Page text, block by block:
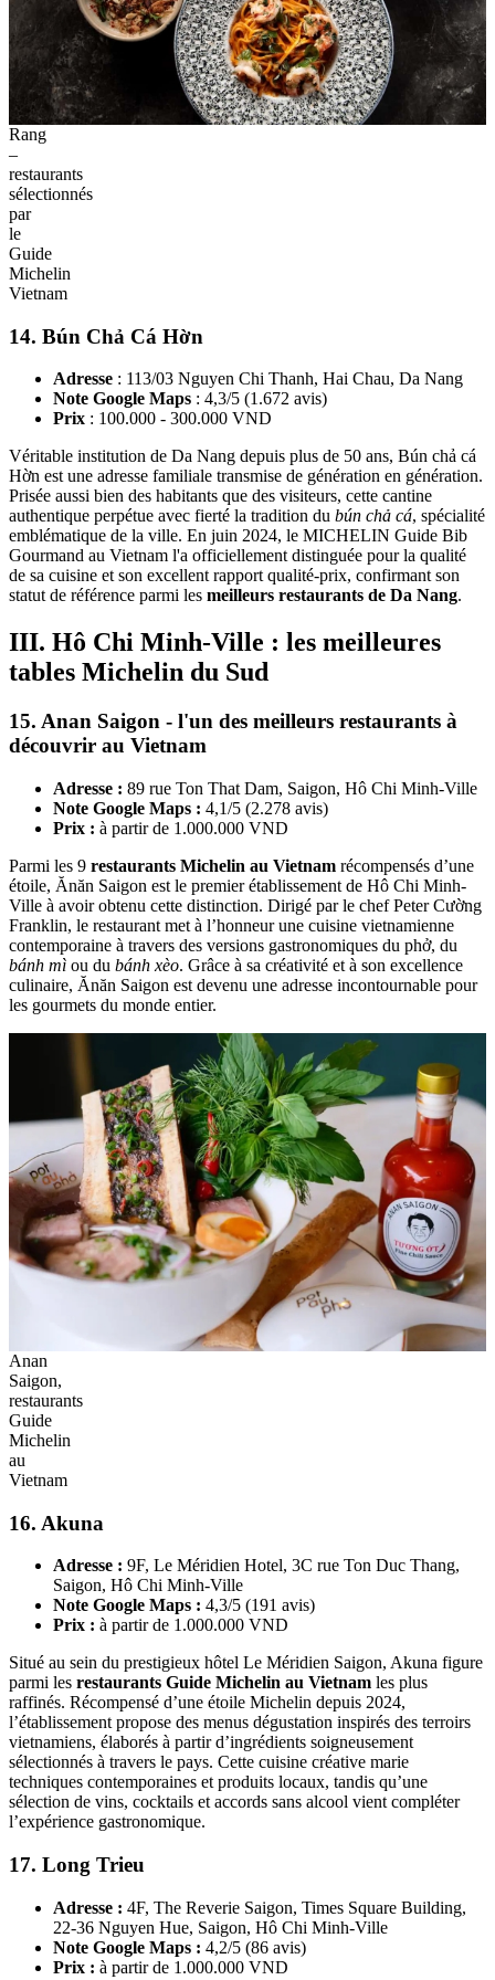
Rang
–
restaurants
sélectionnés
par
le
Guide
Michelin
Vietnam
14. Bún Chả Cá Hờn
Adresse : 113/03 Nguyen Chi Thanh, Hai Chau, Da Nang
Note Google Maps : 4,3/5 (1.672 avis)
Prix : 100.000 - 300.000 VND
Véritable institution de Da Nang depuis plus de 50 ans, Bún chả cá
Hờn est une adresse familiale transmise de génération en génération.
Prisée aussi bien des habitants que des visiteurs, cette cantine
authentique perpétue avec fierté la tradition du bún chả cá, spécialité
emblématique de la ville. En juin 2024, le MICHELIN Guide Bib
Gourmand au Vietnam l'a officiellement distinguée pour la qualité
de sa cuisine et son excellent rapport qualité-prix, confirmant son
statut de référence parmi les meilleurs restaurants de Da Nang.
III. Hô Chi Minh-Ville : les meilleures
tables Michelin du Sud
15. Anan Saigon - l'un des meilleurs restaurants à
découvrir au Vietnam
Adresse : 89 rue Ton That Dam, Saigon, Hô Chi Minh-Ville
Note Google Maps : 4,1/5 (2.278 avis)
Prix : à partir de 1.000.000 VND
Parmi les 9 restaurants Michelin au Vietnam récompensés d’une
étoile, Ănăn Saigon est le premier établissement de Hô Chi Minh-
Ville à avoir obtenu cette distinction. Dirigé par le chef Peter Cường
Franklin, le restaurant met à l’honneur une cuisine vietnamienne
contemporaine à travers des versions gastronomiques du phở, du
bánh mì ou du bánh xèo. Grâce à sa créativité et à son excellence
culinaire, Ănăn Saigon est devenu une adresse incontournable pour
les gourmets du monde entier.
Anan
Saigon,
restaurants
Guide
Michelin
au
Vietnam
16. Akuna
Adresse : 9F, Le Méridien Hotel, 3C rue Ton Duc Thang,
Saigon, Hô Chi Minh-Ville
Note Google Maps : 4,3/5 (191 avis)
Prix : à partir de 1.000.000 VND
Situé au sein du prestigieux hôtel Le Méridien Saigon, Akuna figure
parmi les restaurants Guide Michelin au Vietnam les plus
raffinés. Récompensé d’une étoile Michelin depuis 2024,
l’établissement propose des menus dégustation inspirés des terroirs
vietnamiens, élaborés à partir d’ingrédients soigneusement
sélectionnés à travers le pays. Cette cuisine créative marie
techniques contemporaines et produits locaux, tandis qu’une
sélection de vins, cocktails et accords sans alcool vient compléter
l’expérience gastronomique.
17. Long Trieu
Adresse : 4F, The Reverie Saigon, Times Square Building,
22-36 Nguyen Hue, Saigon, Hô Chi Minh-Ville
Note Google Maps : 4,2/5 (86 avis)
Prix : à partir de 1.000.000 VND